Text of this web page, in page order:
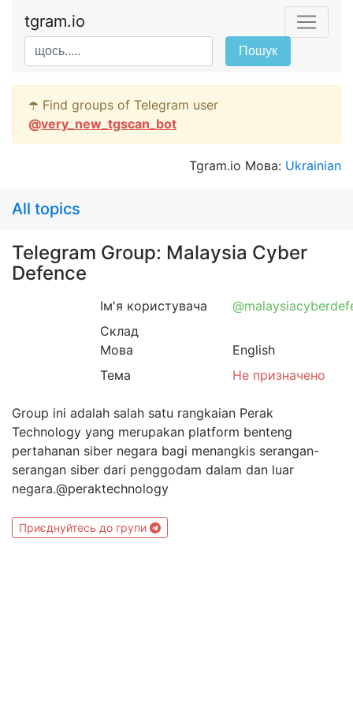
tgram.io
Пошук
☂️ Find groups of Telegram user
@very_new_tgscan_bot
Tgram.io Мова: Ukrainian
All topics
Telegram Group: Malaysia Cyber
Defence
Ім'я користувача
Склад
Мова
English
Тема
Не призначено
Group ini adalah salah satu rangkaian Perak
Technology yang merupakan platform benteng
pertahanan siber negara bagi menangkis serangan-
serangan siber dari penggodam dalam dan luar
negara.@peraktechnology
Приєднуйтесь до групи